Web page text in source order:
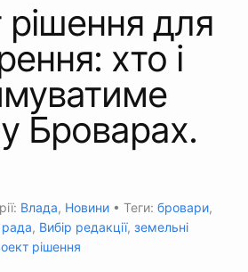
для
хто і
Броварах.
Влада, Новини • Теги: бровари,
, Вибір редакції, земельні
рішення